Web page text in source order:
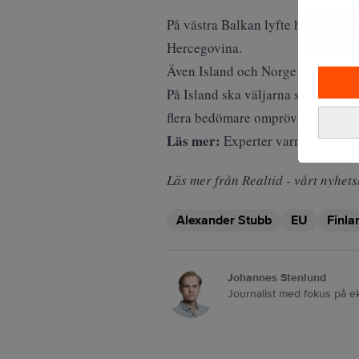
På västra Balkan lyfte han fram
Hercegovina.
Även Island och Norge nämndes
På Island ska väljarna senare i
flera bedömare omprövar sin
Läs mer: Experter varnar: AI
Läs mer från Realtid - vårt
Alexander Stubb EU
Johannes Stenlund
Journalist med fokus på